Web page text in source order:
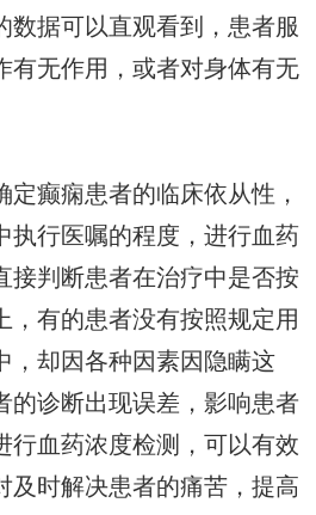
数据可以直观看到，患者服
有无作用，或者对身体有无
定癫痫患者的临床依从性，
执行医嘱的程度，进行血药
接判断患者在治疗中是否按
，有的患者没有按照规定用
，却因各种因素因隐瞒这
的诊断出现误差，影响患者
行血药浓度检测，可以有效
及时解决患者的痛苦，提高